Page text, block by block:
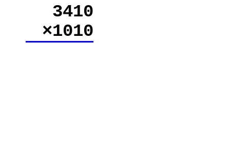
3410
×1010